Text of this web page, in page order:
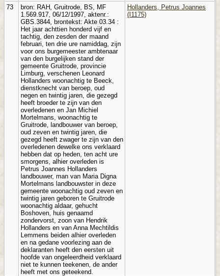
73
bron: RAH, Gruitrode, BS, MF
1.569.917, 06/12/1997, aktenr.:
GBS.3844, brontekst: Akte 03.34 :
Het jaar achttien honderd vijf en
tachtig, den zesden der maand
februari, ten drie ure namiddag, zijn
voor ons burgemeester ambtenaar
van den burgelijken stand der
gemeente Gruitrode, provincie
Limburg, verschenen Leonard
Hollanders woonachtig te Beeck,
dienstknecht van beroep, oud
negen en twintig jaren, die gezegd
heeft broeder te zijn van den
overledenen en Jan Michiel
Mortelmans, woonachtig te
Gruitrode, landbouwer van beroep,
oud zeven en twintig jaren, die
gezegd heeft zwager te zijn van den
overledenen dewelke ons verklaard
hebben dat op heden, ten acht ure
smorgens, alhier overleden is
Petrus Joannes Hollanders
landbouwer, man van Maria Digna
Mortelmans landbouwster in deze
gemeente woonachtig oud zeven en
twintig jaren geboren te Gruitrode
woonachtig aldaar, gehucht
Boshoven, huis genaamd
zondervorst, zoon van Hendrik
Hollanders en van Anna Mechtildis
Lemmens beiden alhier overleden
en na gedane voorlezing aan de
deklaranten heeft den eersten uit
hoofde van ongeleerdheid verklaard
niet te kunnen teekenen, de ander
heeft met ons geteekend.
Hollanders, Petrus Joannes
(I1175)